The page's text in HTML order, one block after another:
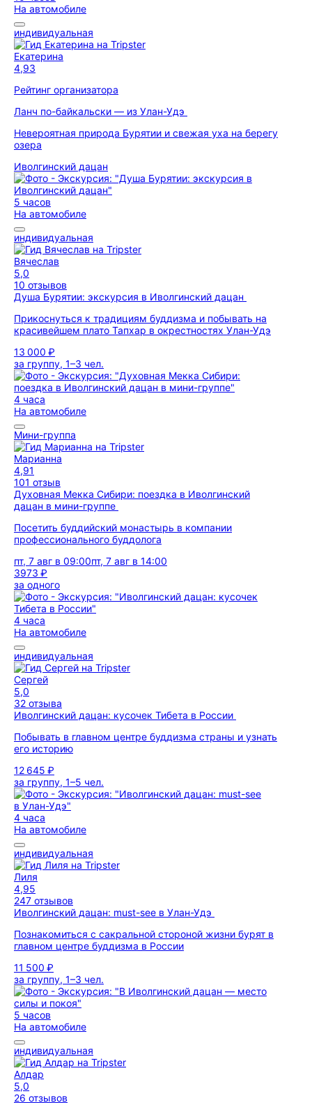
На автомобиле
индивидуальная
Екатерина
4,93
Рейтинг организатора
Ланч по-байкальски — из Улан-Удэ
Невероятная природа Бурятии и свежая уха на берегу
озера
Иволгинский дацан
5 часов
На автомобиле
индивидуальная
Вячеслав
5,0
10 отзывов
Душа Бурятии: экскурсия в Иволгинский дацан
Прикоснуться к традициям буддизма и побывать на
красивейшем плато Тапхар в окрестностях Улан-Удэ
13 000 ₽
за группу, 1–3 чел.
4 часа
На автомобиле
Мини-группа
Марианна
4,91
101 отзыв
Духовная Мекка Сибири: поездка в Иволгинский
дацан в мини-группе
Посетить буддийский монастырь в компании
профессионального буддолога
пт, 7 авг в 09:00пт, 7 авг в 14:00
3973 ₽
за одного
4 часа
На автомобиле
индивидуальная
Сергей
5,0
32 отзыва
Иволгинский дацан: кусочек Тибета в России
Побывать в главном центре буддизма страны и узнать
его историю
12 645 ₽
за группу, 1–5 чел.
4 часа
На автомобиле
индивидуальная
Лиля
4,95
247 отзывов
Иволгинский дацан: must-see в Улан-Удэ
Познакомиться с сакральной стороной жизни бурят в
главном центре буддизма в России
11 500 ₽
за группу, 1–3 чел.
5 часов
На автомобиле
индивидуальная
Алдар
5,0
26 отзывов